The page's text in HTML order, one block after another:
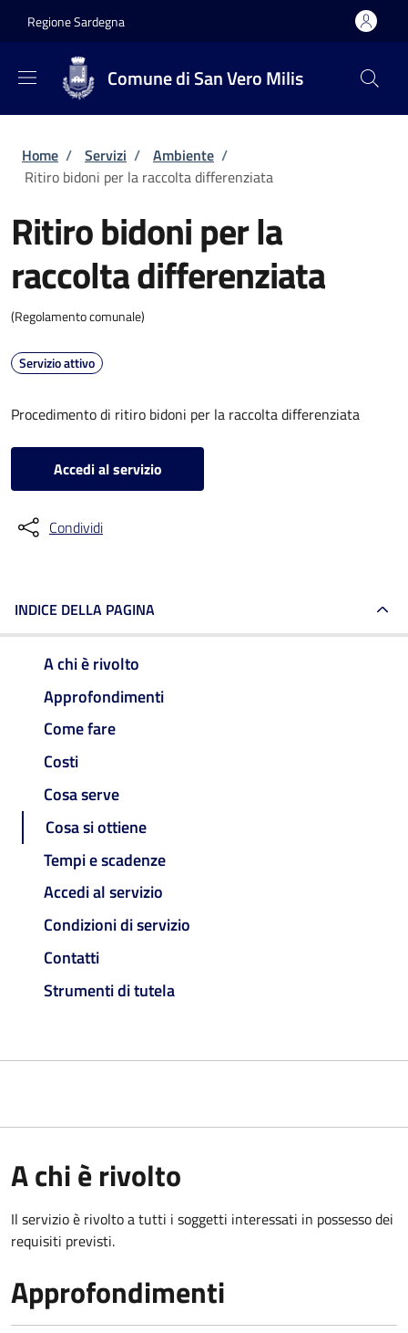
Regione Sardegna
Comune di San Vero Milis
Briciole di pane
Home / Servizi / Ambiente /
Ritiro bidoni per la raccolta differenziata
Ritiro bidoni per la
raccolta differenziata
(Regolamento comunale)
Servizio attivo
Procedimento di ritiro bidoni per la raccolta differenziata
Accedi al servizio
Condividi
INDICE DELLA PAGINA
A chi è rivolto
Approfondimenti
Come fare
Costi
Cosa serve
Cosa si ottiene
Tempi e scadenze
Accedi al servizio
Condizioni di servizio
Contatti
Strumenti di tutela
A chi è rivolto
Il servizio è rivolto a tutti i soggetti interessati in possesso dei
requisiti previsti.
Approfondimenti